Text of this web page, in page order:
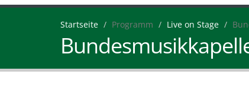
Startseite Programm Live on Stage